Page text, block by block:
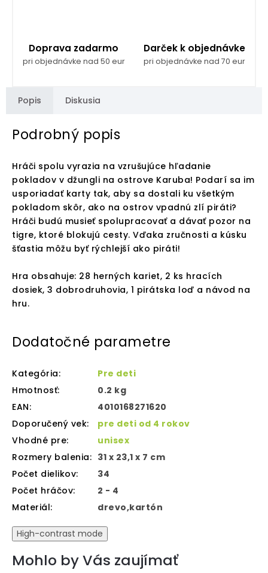
Doprava zadarmo
pri objednávke nad 50 eur
Darček k objednávke
pri objednávke nad 70 eur
Popis Diskusia
Podrobný popis
Hráči spolu vyrazia na vzrušujúce hľadanie
pokladov v džungli na ostrove Karuba! Podarí sa im
usporiadať karty tak, aby sa dostali ku všetkým
pokladom skôr, ako na ostrov vpadnú zlí piráti?
Hráči budú musieť spolupracovať a dávať pozor na
tigre, ktoré blokujú cesty. Vďaka zručnosti a kúsku
šťastia môžu byť rýchlejší ako piráti!
Hra obsahuje: 28 herných kariet, 2 ks hracích
dosiek, 3 dobrodruhovia, 1 pirátska loď a návod na
hru.
Dodatočné parametre
Kategória:
Pre deti
Hmotnosť:
0.2 kg
EAN:
4010168271620
Doporučený vek:
pre deti od 4 rokov
Vhodné pre:
unisex
Rozmery balenia: 31 x 23,1 x 7 cm
Počet dielikov:
34
Počet hráčov:
2 - 4
Materiál: drevo,kartón
High-contrast mode
Mohlo by Vás zaujímať